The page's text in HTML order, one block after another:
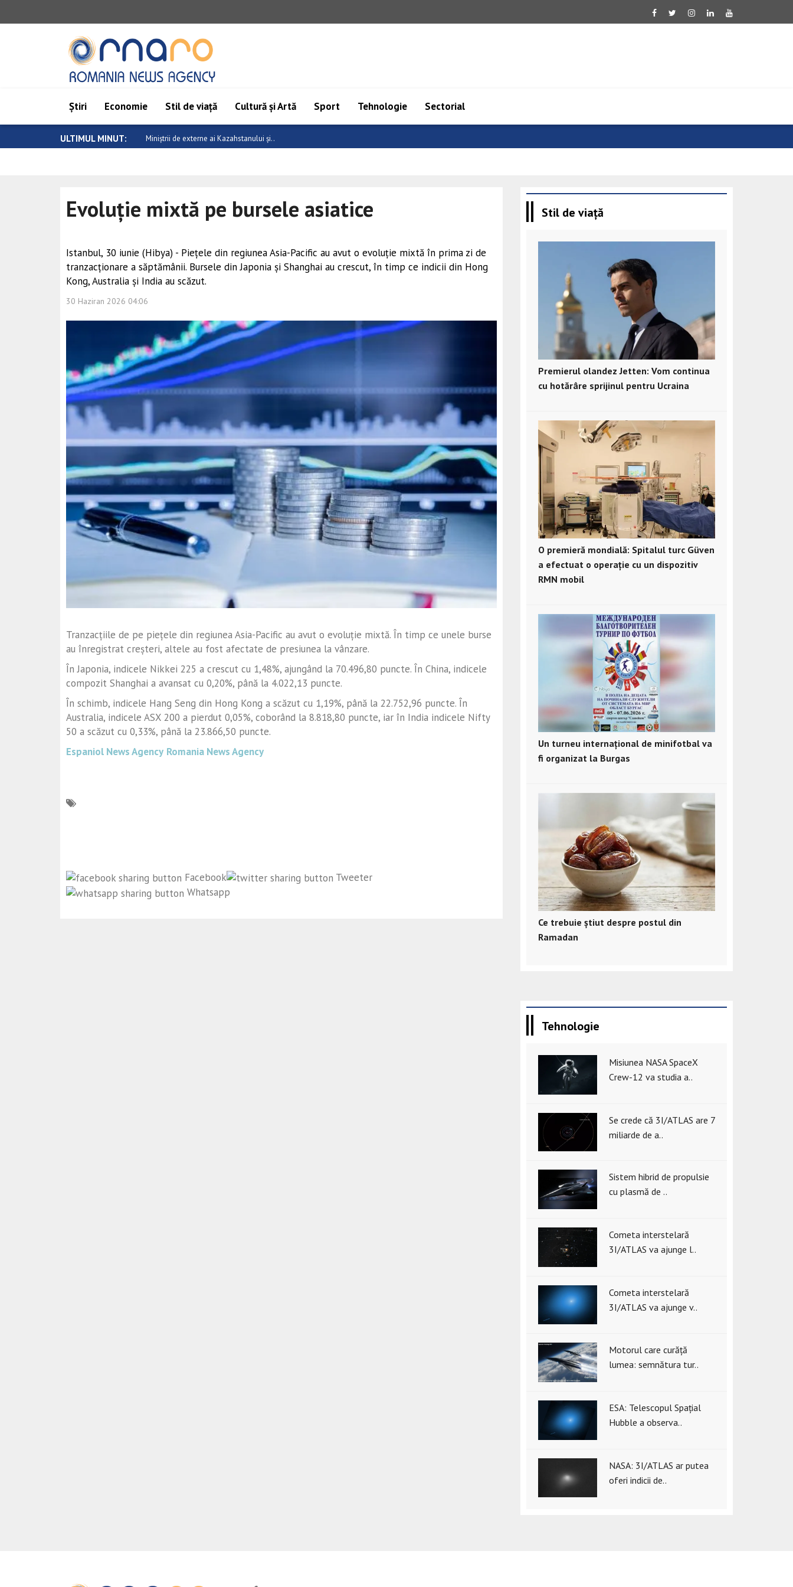
Știri Economie Stil de viață Cultură și Artă Sport Tehnologie Sectorial
ULTIMUL MINUT: Sanchez: Violența fără sens împotriva fe..
Evoluție mixtă pe bursele asiatice
Istanbul, 30 iunie (Hibya) - Piețele din regiunea Asia-Pacific au avut o evoluție mixtă în prima zi de
tranzacționare a săptămânii. Bursele din Japonia și Shanghai au crescut, în timp ce indicii din Hong
Kong, Australia și India au scăzut.
30 Haziran 2026 04:06
Tranzacțiile de pe piețele din regiunea Asia-Pacific au avut o evoluție mixtă. În timp ce unele burse
au înregistrat creșteri, altele au fost afectate de presiunea la vânzare.
În Japonia, indicele Nikkei 225 a crescut cu 1,48%, ajungând la 70.496,80 puncte. În China, indicele
compozit Shanghai a avansat cu 0,20%, până la 4.022,13 puncte.
În schimb, indicele Hang Seng din Hong Kong a scăzut cu 1,19%, până la 22.752,96 puncte. În
Australia, indicele ASX 200 a pierdut 0,05%, coborând la 8.818,80 puncte, iar în India indicele Nifty
50 a scăzut cu 0,33%, până la 23.866,50 puncte.
Espaniol News Agency Romania News Agency
Facebook
Tweeter
Whatsapp
Stil de viață
Premierul olandez Jetten: Vom continua
cu hotărâre sprijinul pentru Ucraina
O premieră mondială: Spitalul turc Güven
a efectuat o operație cu un dispozitiv
RMN mobil
Un turneu internațional de minifotbal va
fi organizat la Burgas
Ce trebuie știut despre postul din
Ramadan
Tehnologie
Misiunea NASA SpaceX
Crew-12 va studia a..
Se crede că 3I/ATLAS are 7
miliarde de a..
Sistem hibrid de propulsie
cu plasmă de ..
Cometa interstelară
3I/ATLAS va ajunge l..
Cometa interstelară
3I/ATLAS va ajunge v..
Motorul care curăță
lumea: semnătura tur..
ESA: Telescopul Spațial
Hubble a observa..
NASA: 3I/ATLAS ar putea
oferi indicii de..